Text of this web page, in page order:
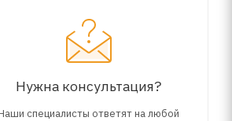
Нужна консультация?
специалисты ответят на любой